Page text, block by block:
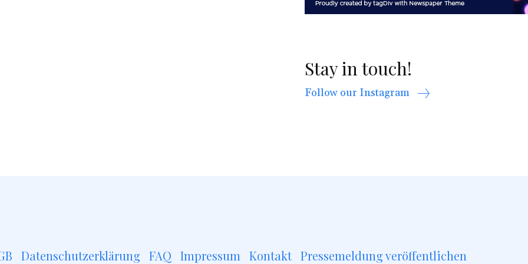
Stay in touch!
Follow our Instagram
Datenschutzerklärung FAQ Impressum Kontakt Pressemeldung veröffentlichen